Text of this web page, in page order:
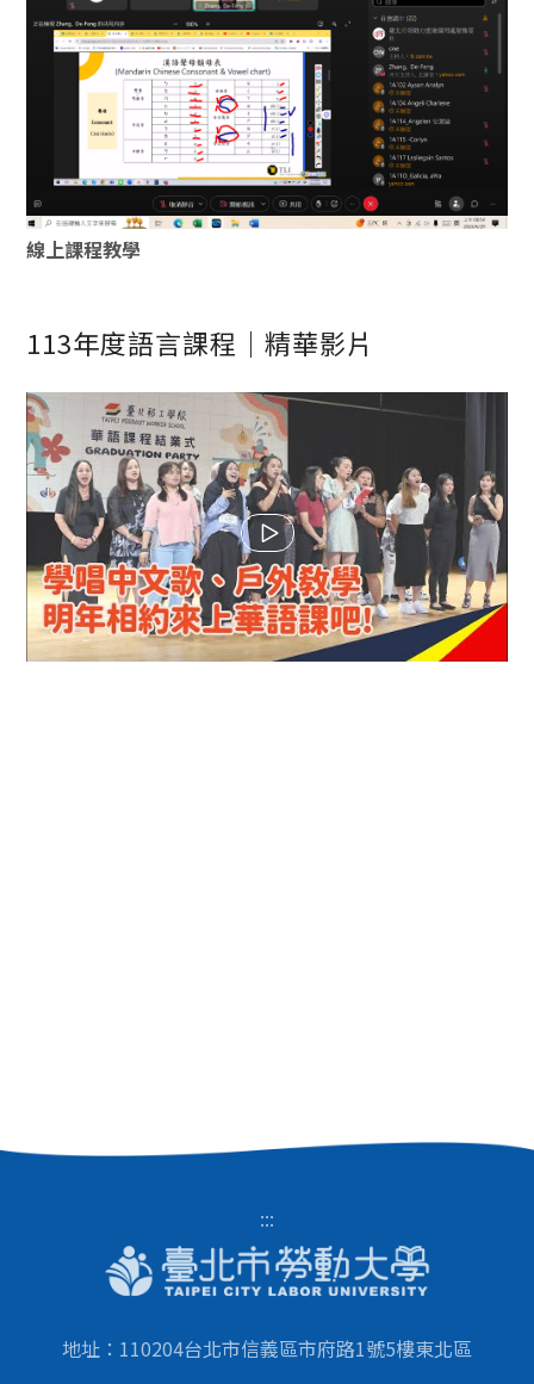
線上課程教學
113年度語言課程｜精華影片
:::
地址：110204台北市信義區市府路1號5樓東北區